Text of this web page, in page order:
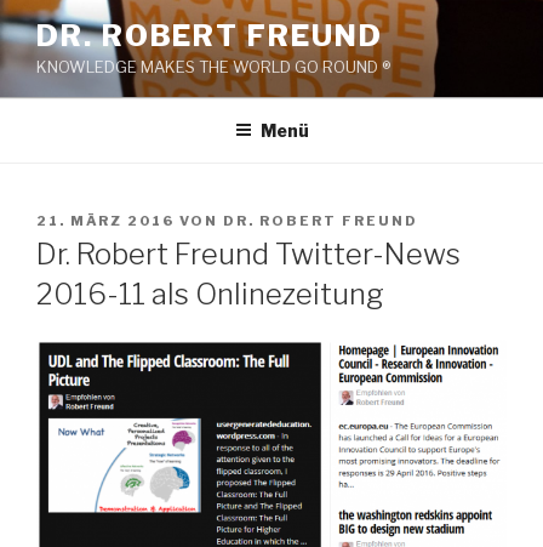
Zum
Inhalt
springen
DR. ROBERT FREUND
KNOWLEDGE MAKES THE WORLD GO ROUND ®
Menü
VERÖFFENTLICHT
AM
21. MÄRZ 2016 VON DR. ROBERT FREUND
Dr. Robert Freund Twitter-News
2016-11 als Onlinezeitung